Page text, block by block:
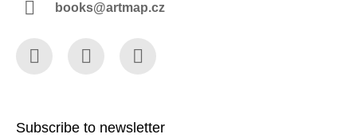
books@artmap.cz
Subscribe to newsletter